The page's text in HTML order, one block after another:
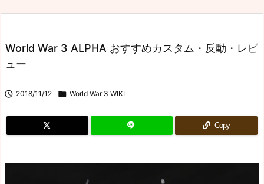
World War 3 ALPHA おすすめカスタム・反動・レビ
ュー
 2018/11/12  World War 3 WIKI
Copy